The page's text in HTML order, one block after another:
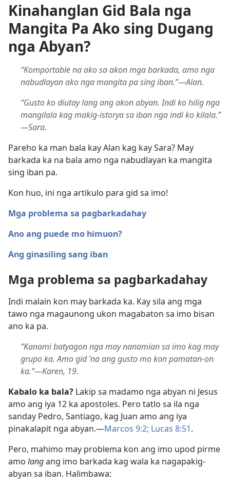
Kinahanglan Gid Bala nga
Mangita Pa Ako sing Dugang
nga Abyan?
“Komportable na ako sa akon mga barkada, amo nga
nabudlayan ako nga mangita pa sing iban.”​—Alan.
“Gusto ko diutay lang ang akon abyan. Indi ko hilig nga
mangilala kag makig-istorya sa iban nga indi ko kilala.”​
—Sara.
Pareho ka man bala kay Alan kag kay Sara? May
barkada ka na bala amo nga nabudlayan ka mangita
sing iban pa.
Kon huo, ini nga artikulo para gid sa imo!
Mga problema sa pagbarkadahay
Ano ang puede mo himuon?
Ang ginasiling sang iban
Mga problema sa pagbarkadahay
Indi malain kon may barkada ka. Kay sila ang mga
tawo nga magaunong ukon magabaton sa imo bisan
ano ka pa.
“Kanami batyagon nga may nanamian sa imo kag may
grupo ka. Amo gid ’na ang gusto mo kon pamatan-on
ka.”​—Karen, 19.
Kabalo ka bala? Lakip sa madamo nga abyan ni Jesus
amo ang iya 12 ka apostoles. Pero tatlo sa ila nga
sanday Pedro, Santiago, kag Juan amo ang iya
pinakalapit nga abyan.​—Marcos 9:2; Lucas 8:​51.
Pero, mahimo may problema kon ang imo upod pirme
amo langang imo barkada kag wala ka nagapakig-
abyan sa iban. Halimbawa: